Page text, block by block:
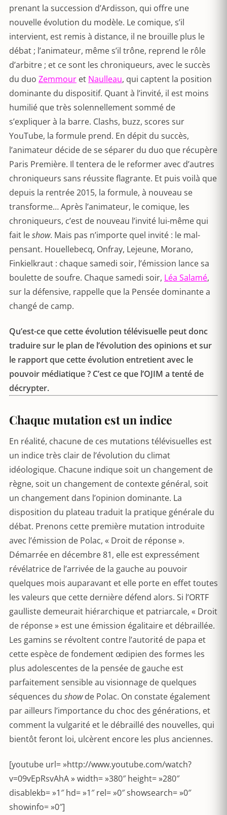
prenant la succession d’Ardisson, qui offre une
nouvelle évolution du modèle. Le comique, s’il
intervient, est remis à distance, il ne brouille plus le
débat ; l’animateur, même s’il trône, reprend le rôle
d’arbitre ; et ce sont les chroniqueurs, avec le succès
du duo Zemmour et Naulleau, qui captent la position
dominante du dispositif. Quant à l’invité, il est moins
humilié que très solennellement sommé de
s’expliquer à la barre. Clashs, buzz, scores sur
YouTube, la formule prend. En dépit du succès,
l’animateur décide de se séparer du duo que récupère
Paris Première. Il tentera de le reformer avec d’autres
chroniqueurs sans réussite flagrante. Et puis voilà que
depuis la rentrée 2015, la formule, à nouveau se
transforme… Après l’animateur, le comique, les
chroniqueurs, c’est de nouveau l’invité lui-même qui
fait leshow. Mais pas n’importe quel invité : le mal-
pensant. Houellebecq, Onfray, Lejeune, Morano,
Finkielkraut : chaque samedi soir, l’émission lance sa
boulette de soufre. Chaque samedi soir, Léa Salamé,
sur la défensive, rappelle que la Pensée dominante a
changé de camp.
Qu’est-ce que cette évolution télévisuelle peut donc
traduire sur le plan de l’évolution des opinions et sur
le rapport que cette évolution entretient avec le
pouvoir médiatique ? C’est ce que l’OJIM a tenté de
décrypter.
Chaque mutation est un indice
En réalité, chacune de ces mutations télévisuelles est
un indice très clair de l’évolution du climat
idéologique. Chacune indique soit un changement de
règne, soit un changement de contexte général, soit
un changement dans l’opinion dominante. La
disposition du plateau traduit la pratique générale du
débat. Prenons cette première mutation introduite
avec l’émission de Polac, « Droit de réponse ».
Démarrée en décembre 81, elle est expressément
révélatrice de l’arrivée de la gauche au pouvoir
quelques mois auparavant et elle porte en effet toutes
les valeurs que cette dernière défend alors. Si l’ORTF
gaulliste demeurait hiérarchique et patriarcale, « Droit
de réponse » est une émission égalitaire et débraillée.
Les gamins se révoltent contre l’autorité de papa et
cette espèce de fondement œdipien des formes les
plus adolescentes de la pensée de gauche est
parfaitement sensible au visionnage de quelques
séquences du showde Polac. On constate également
par ailleurs l’importance du choc des générations, et
comment la vulgarité et le débraillé des nouvelles, qui
bientôt feront loi, ulcèrent encore les plus anciennes.
[youtube url= »http://www.youtube.com/watch?
v=09vEpRsvAhA » width= »380″ height= »280″
disablekb= »1″ hd= »1″ rel= »0″ showsearch= »0″
showinfo= »0″]